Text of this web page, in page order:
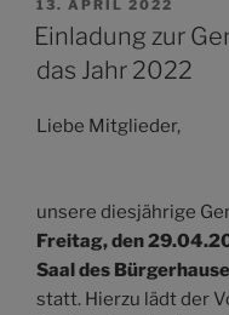
VERÖFFENTLICHT
AM
13. APRIL 2022
Einladung zur
das Jahr 2022
Liebe Mitglieder,
unsere diesjährige
Freitag, den
Saal des
statt. Hierzu lädt der